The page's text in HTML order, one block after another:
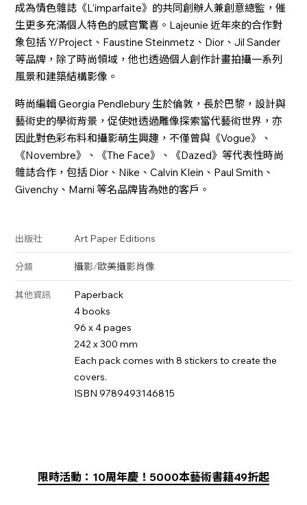
成為情色雜誌《L’imparfaite》的共同創辦人兼創意總監，催
生更多充滿個人特色的感官驚喜。Lajeunie 近年來的合作對
象包括 Y/Project、Faustine Steinmetz、Dior、Jil Sander
等品牌，除了時尚領域，他也透過個人創作計畫拍攝一系列
風景和建築結構影像。
時尚編輯 Georgia Pendlebury 生於倫敦，長於巴黎，設計與
藝術史的學術背景，促使她透過雕像探索當代藝術世界，亦
因此對色彩布料和攝影萌生興趣，不僅曾與《Vogue》、
《Novembre》、《The Face》、《Dazed》等代表性時尚
雜誌合作，包括 Dior、Nike、Calvin Klein、Paul Smith、
Givenchy、Marni 等名品牌皆為她的客戶。
出版社 Art Paper Editions
分類 攝影/歐美攝影肖像
其他資訊
Paperback
4 books
96 x 4 pages
242 x 300 mm
Each pack comes with 8 stickers to create the
covers.
ISBN 9789493146815
限時活動：10周年慶！5000本藝術書籍49折起